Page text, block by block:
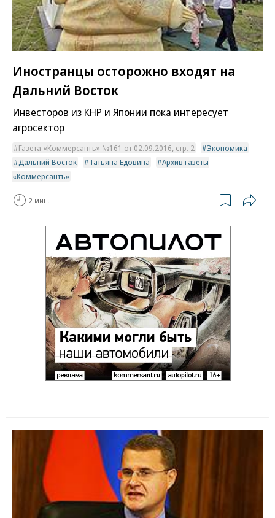
Иностранцы осторожно входят на
Дальний Восток
Инвесторов из КНР и Японии пока интересует
агросектор
Газета «Коммерсантъ» №161 от 02.09.2016, стр. 2
Экономика
Дальний Восток
Татьяна Едовина
Архив газеты
«Коммерсантъ»
2 мин.